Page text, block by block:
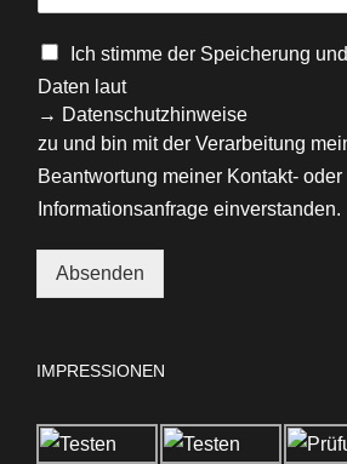
Ich stimme der Speicherung
Daten laut
→ Datenschutzhinweise
zu und bin mit der Verarbeitung
Beantwortung meiner Kontakt- oder
Informationsanfrage einverstanden.
Absenden
IMPRESSIONEN